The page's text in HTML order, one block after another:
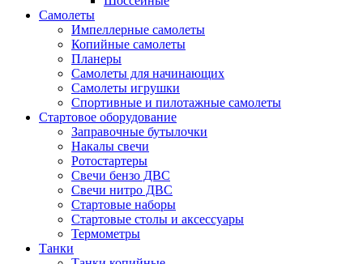
Самолеты
Импеллерные самолеты
Копийные самолеты
Планеры
Самолеты для начинающих
Самолеты игрушки
Спортивные и пилотажные самолеты
Стартовое оборудование
Заправочные бутылочки
Накалы свечи
Ротостартеры
Свечи бензо ДВС
Свечи нитро ДВС
Стартовые наборы
Стартовые столы и аксессуары
Термометры
Танки